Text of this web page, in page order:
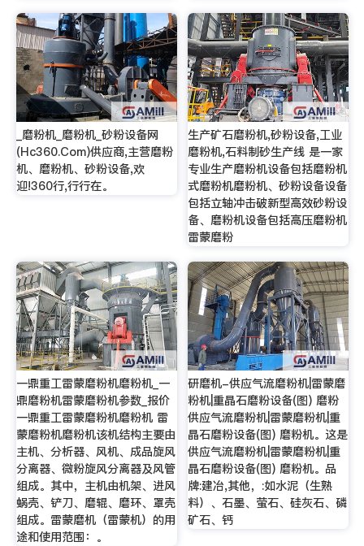
_磨粉机_磨粉机_砂粉设备网
(Hc360.Com)供应商,主营磨粉
机、磨粉机、砂粉设备,欢
迎!360行,行行在。
生产矿石磨粉机,砂粉设备,工业
磨粉机,石料制砂生产线 是一家
专业生产磨粉机设备包括磨粉机
式磨粉机磨粉机、砂粉设备设备
包括立轴冲击破新型高效砂粉设
备、磨粉机设备包括高压磨粉机
雷蒙磨粉
一鼎重工雷蒙磨粉机磨粉机_一
鼎磨粉机雷蒙磨粉机参数_报价
一鼎重工雷蒙磨粉机磨粉机 雷
蒙磨粉机磨粉机该机结构主要由
主机、分析器、风机、成品旋风
分离器、微粉旋风分离器及风管
组成。其中，主机由机架、进风
蜗壳、铲刀、磨辊、磨环、罩壳
组成。雷蒙磨机（雷蒙机）的用
途和使用范围：。
研磨机-供应气流磨粉机|雷蒙磨
粉机|重晶石磨粉设备(图) 磨粉
供应气流磨粉机|雷蒙磨粉机|重
晶石磨粉设备(图) 磨粉机。这是
供应气流磨粉机|雷蒙磨粉机|重
晶石磨粉设备(图) 磨粉机。品
牌:建冶,其他，:如水泥（生熟
料）、石墨、萤石、硅灰石、磷
矿石、钙